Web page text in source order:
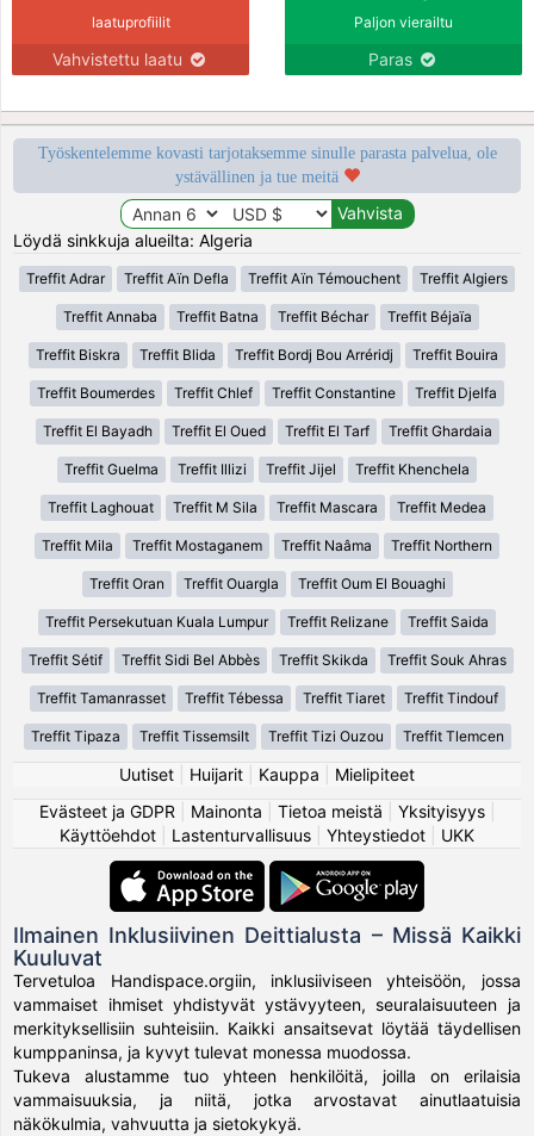
laatuprofiilit
Vahvistettu laatu
Paljon vierailtu
Paras
Työskentelemme kovasti tarjotaksemme sinulle parasta palvelua, ole
ystävällinen ja tue meitä
Löydä sinkkuja alueilta: Algeria
Treffit Adrar Treffit Aïn Defla Treffit Aïn Témouchent Treffit Algiers
Treffit Annaba Treffit Batna Treffit Béchar Treffit Béjaïa
Treffit Biskra Treffit Blida Treffit Bordj Bou Arréridj Treffit Bouira
Treffit Boumerdes Treffit Chlef Treffit Constantine Treffit Djelfa
Treffit El Bayadh Treffit El Oued Treffit El Tarf Treffit Ghardaia
Treffit Guelma Treffit Illizi Treffit Jijel Treffit Khenchela
Treffit Laghouat Treffit M Sila Treffit Mascara Treffit Medea
Treffit Mila Treffit Mostaganem Treffit Naâma Treffit Northern
Treffit Oran Treffit Ouargla Treffit Oum El Bouaghi
Treffit Persekutuan Kuala Lumpur Treffit Relizane Treffit Saida
Treffit Sétif Treffit Sidi Bel Abbès Treffit Skikda Treffit Souk Ahras
Treffit Tamanrasset Treffit Tébessa Treffit Tiaret Treffit Tindouf
Treffit Tipaza Treffit Tissemsilt Treffit Tizi Ouzou Treffit Tlemcen
Uutiset Huijarit Kauppa
Mielipiteet
Evästeet ja GDPR
Mainonta Tietoa meistä Yksityisyys|
Käyttöehdot
Lastenturvallisuus Yhteystiedot UKK
Ilmainen Inklusiivinen Deittialusta – Missä Kaikki
Kuuluvat
Tervetuloa Handispace.orgiin, inklusiiviseen yhteisöön, jossa
vammaiset ihmiset yhdistyvät ystävyyteen, seuralaisuuteen ja
merkityksellisiin suhteisiin. Kaikki ansaitsevat löytää täydellisen
kumppaninsa, ja kyvyt tulevat monessa muodossa.
Tukeva alustamme tuo yhteen henkilöitä, joilla on erilaisia
vammaisuuksia, ja niitä, jotka arvostavat ainutlaatuisia
näkökulmia, vahvuutta ja sietokykyä.